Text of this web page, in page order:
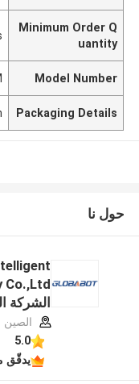
Minimum Order Q
uantity
Model Number
Packaging Details
حول نا
الشركة
الصين
5.0
يدقّق